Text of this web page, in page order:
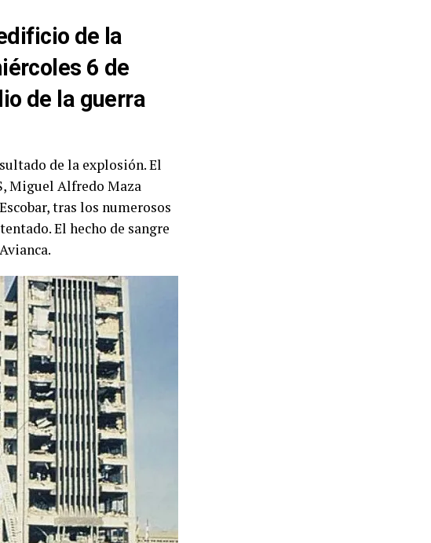
de la
6 de
de la guerra
de la explosión. El
Miguel Alfredo Maza
tras los numerosos
El hecho de sangre
.